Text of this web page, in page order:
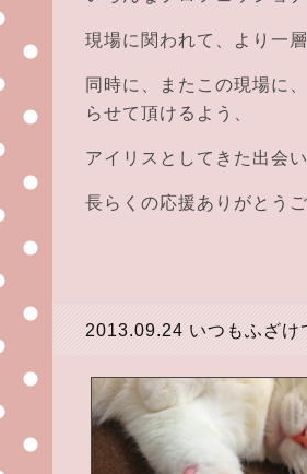
現場に関われて、より一
同時に、またこの現場に
らせて頂けるよう、
アイリスとしてきた出会
長らくの応援ありがとう
2013.09.24 いつもふざけ